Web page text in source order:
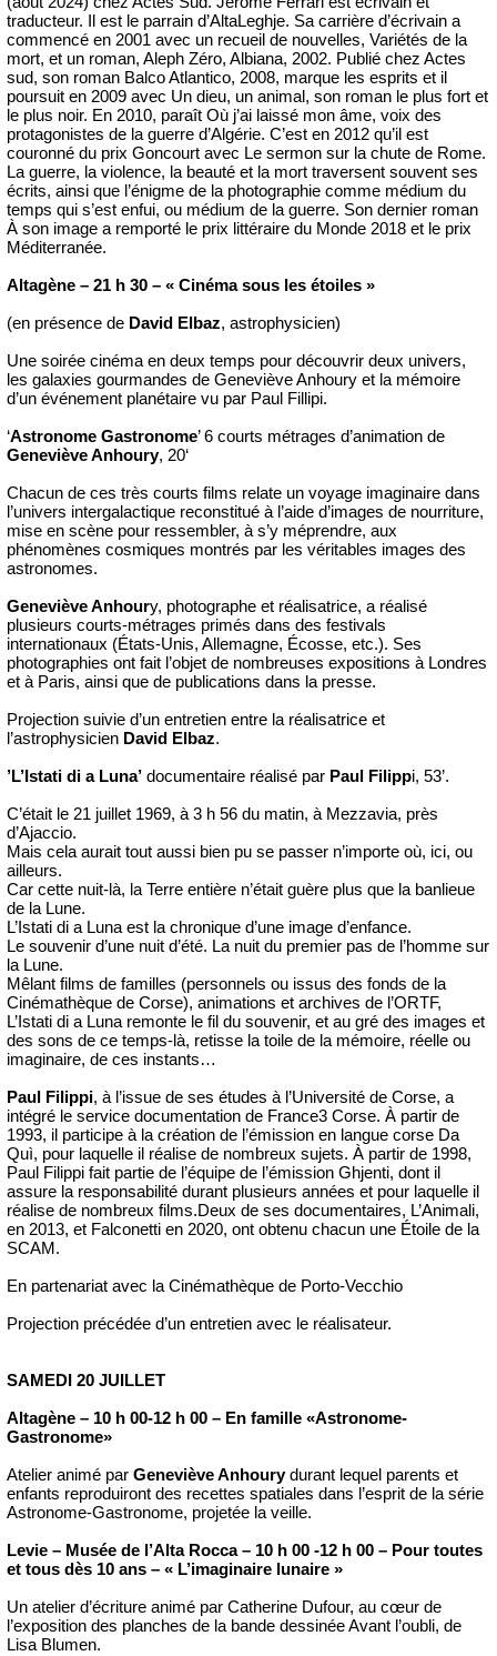
traducteur. Il est le parrain d’AltaLeghje. Sa carrière d’écrivain a
commencé en 2001 avec un recueil de nouvelles, Variétés de la
mort, et un roman, Aleph Zéro, Albiana, 2002. Publié chez Actes
sud, son roman Balco Atlantico, 2008, marque les esprits et il
poursuit en 2009 avec Un dieu, un animal, son roman le plus fort et
le plus noir. En 2010, paraît Où j’ai laissé mon âme, voix des
protagonistes de la guerre d’Algérie. C’est en 2012 qu’il est
couronné du prix Goncourt avec Le sermon sur la chute de Rome.
La guerre, la violence, la beauté et la mort traversent souvent ses
écrits, ainsi que l’énigme de la photographie comme médium du
temps qui s’est enfui, ou médium de la guerre. Son dernier roman
À son image a remporté le prix littéraire du Monde 2018 et le prix
Méditerranée.
Altagène – 21 h 30 – « Cinéma sous les étoiles »
(en présence de David Elbaz, astrophysicien)
Une soirée cinéma en deux temps pour découvrir deux univers,
les galaxies gourmandes de Geneviève Anhoury et la mémoire
d’un événement planétaire vu par Paul Fillipi.
‘Astronome Gastronome’ 6 courts métrages d’animation de
Geneviève Anhoury, 20‘
Chacun de ces très courts films relate un voyage imaginaire dans
l’univers intergalactique reconstitué à l’aide d’images de nourriture,
mise en scène pour ressembler, à s’y méprendre, aux
phénomènes cosmiques montrés par les véritables images des
astronomes.
Geneviève Anhoury, photographe et réalisatrice, a réalisé
plusieurs courts-métrages primés dans des festivals
internationaux (États-Unis, Allemagne, Écosse, etc.). Ses
photographies ont fait l’objet de nombreuses expositions à Londres
et à Paris, ainsi que de publications dans la presse.
Projection suivie d’un entretien entre la réalisatrice et
l’astrophysicien David Elbaz.
’L’Istati di a Luna’ documentaire réalisé par Paul Filippi, 53’.
C’était le 21 juillet 1969, à 3 h 56 du matin, à Mezzavia, près
d’Ajaccio.
Mais cela aurait tout aussi bien pu se passer n’importe où, ici, ou
ailleurs.
Car cette nuit-là, la Terre entière n’était guère plus que la banlieue
de la Lune.
L’Istati di a Luna est la chronique d’une image d’enfance.
Le souvenir d’une nuit d’été. La nuit du premier pas de l’homme sur
la Lune.
Mêlant films de familles (personnels ou issus des fonds de la
Cinémathèque de Corse), animations et archives de l’ORTF,
L’Istati di a Luna remonte le fil du souvenir, et au gré des images et
des sons de ce temps-là, retisse la toile de la mémoire, réelle ou
imaginaire, de ces instants…
Paul Filippi, à l’issue de ses études à l’Université de Corse, a
intégré le service documentation de France3 Corse. À partir de
1993, il participe à la création de l’émission en langue corse Da
Quì, pour laquelle il réalise de nombreux sujets. À partir de 1998,
Paul Filippi fait partie de l’équipe de l’émission Ghjenti, dont il
assure la responsabilité durant plusieurs années et pour laquelle il
réalise de nombreux films.Deux de ses documentaires, L’Animali,
en 2013, et Falconetti en 2020, ont obtenu chacun une Étoile de la
SCAM.
En partenariat avec la Cinémathèque de Porto-Vecchio
Projection précédée d’un entretien avec le réalisateur.
SAMEDI 20 JUILLET
Altagène – 10 h 00-12 h 00 – En famille «Astronome-
Gastronome»
Atelier animé par Geneviève Anhourydurant lequel parents et
enfants reproduiront des recettes spatiales dans l’esprit de la série
Astronome-Gastronome, projetée la veille.
Levie – Musée de l’Alta Rocca – 10 h 00 -12 h 00 – Pour toutes
et tous dès 10 ans – « L’imaginaire lunaire »
Un atelier d’écriture animé par Catherine Dufour, au cœur de
l’exposition des planches de la bande dessinée Avant l’oubli, de
Lisa Blumen.